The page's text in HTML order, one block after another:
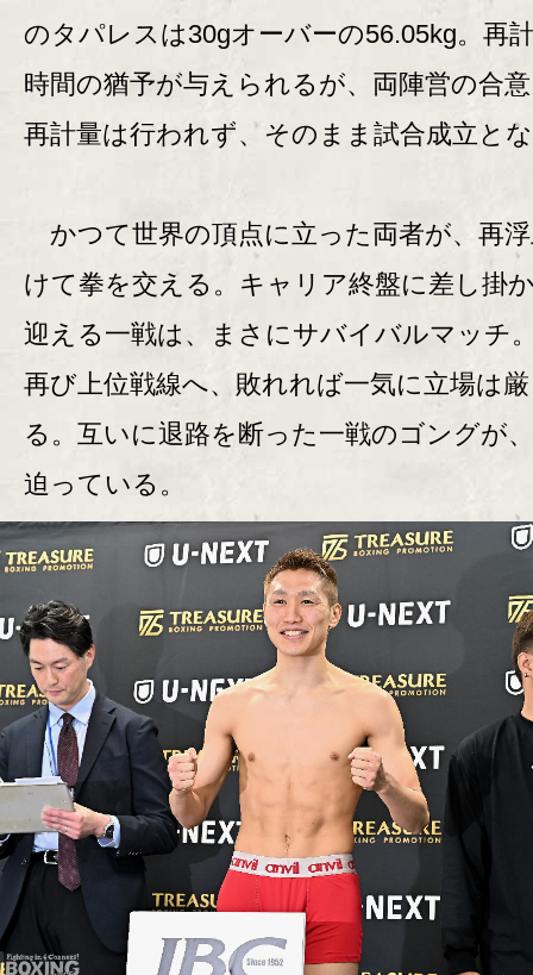
のタパレスは30gオーバーの56.05kg。再
時間の猶予が与えられるが、両陣営の合
再計量は行われず、そのまま試合成立と
かつて世界の頂点に立った両者が、再
けて拳を交える。キャリア終盤に差し掛
迎える一戦は、まさにサバイバルマッチ
再び上位戦線へ、敗れれば一気に立場は
る。互いに退路を断った一戦のゴングが
迫っている。